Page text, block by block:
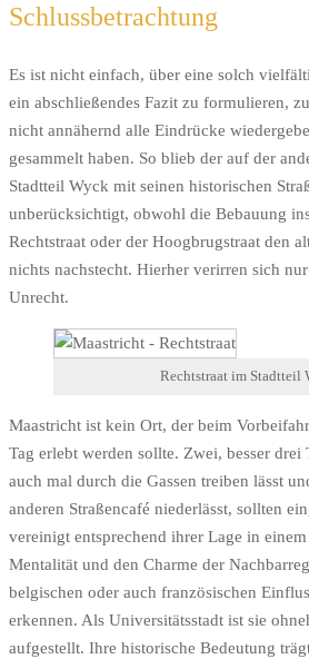
Schlussbetrachtung
Es ist nicht einfach, über eine solch
ein abschließendes Fazit zu formulieren,
nicht annähernd alle Eindrücke
gesammelt haben. So blieb der auf der
Stadtteil Wyck mit seinen historischen
unberücksichtigt, obwohl die Bebauung
Rechtstraat oder der Hoogbrugstraat den
nichts nachstecht. Hierher verirren sich
Unrecht.
Rechtstraat im Stadtteil
Maastricht ist kein Ort, der beim
Tag erlebt werden sollte. Zwei, besser drei
auch mal durch die Gassen treiben lässt
anderen Straßencafé niederlässt, sollten
vereinigt entsprechend ihrer Lage in
Mentalität und den Charme der
belgischen oder auch französischen
erkennen. Als Universitätsstadt ist sie
aufgestellt. Ihre historische Bedeutung